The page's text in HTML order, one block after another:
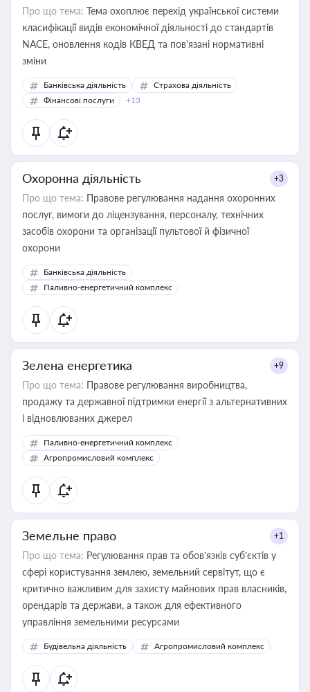
Про що тема: Тема охоплює перехід української системи
класифікації видів економічної діяльності до стандартів
NACE, оновлення кодів КВЕД та пов'язані нормативні
зміни
Банківська діяльність
Страхова діяльність
Фінансові послуги
+13
Охоронна діяльність +3
Про що тема: Правове регулювання надання охоронних
послуг, вимоги до ліцензування, персоналу, технічних
засобів охорони та організації пультової й фізичної
охорони
Банківська діяльність
Паливно-енергетичний комплекс
Зелена енергетика +9
Про що тема: Правове регулювання виробництва,
продажу та державної підтримки енергії з альтернативних
і відновлюваних джерел
Паливно-енергетичний комплекс
Агропромисловий комплекс
Земельне право +1
Про що тема: Регулювання прав та обов’язків суб’єктів у
сфері користування землею, земельний сервітут, що є
критично важливим для захисту майнових прав власників,
орендарів та держави, а також для ефективного
управління земельними ресурсами
Будівельна діяльність Агропромисловий комплекс